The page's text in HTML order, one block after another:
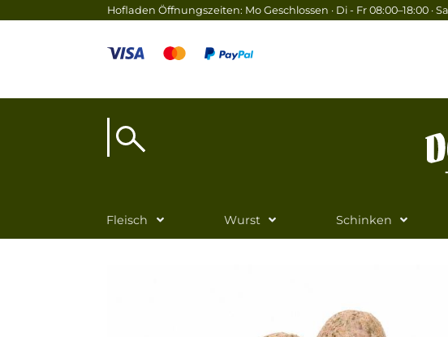
Hofladen Öffnungszeiten: Mo Geschlossen · Di - Fr 08:00–18:00 ·
Fleisch Wurst Schinken